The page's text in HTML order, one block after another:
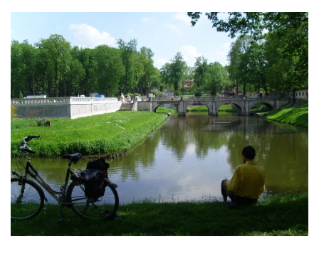
Images navigation